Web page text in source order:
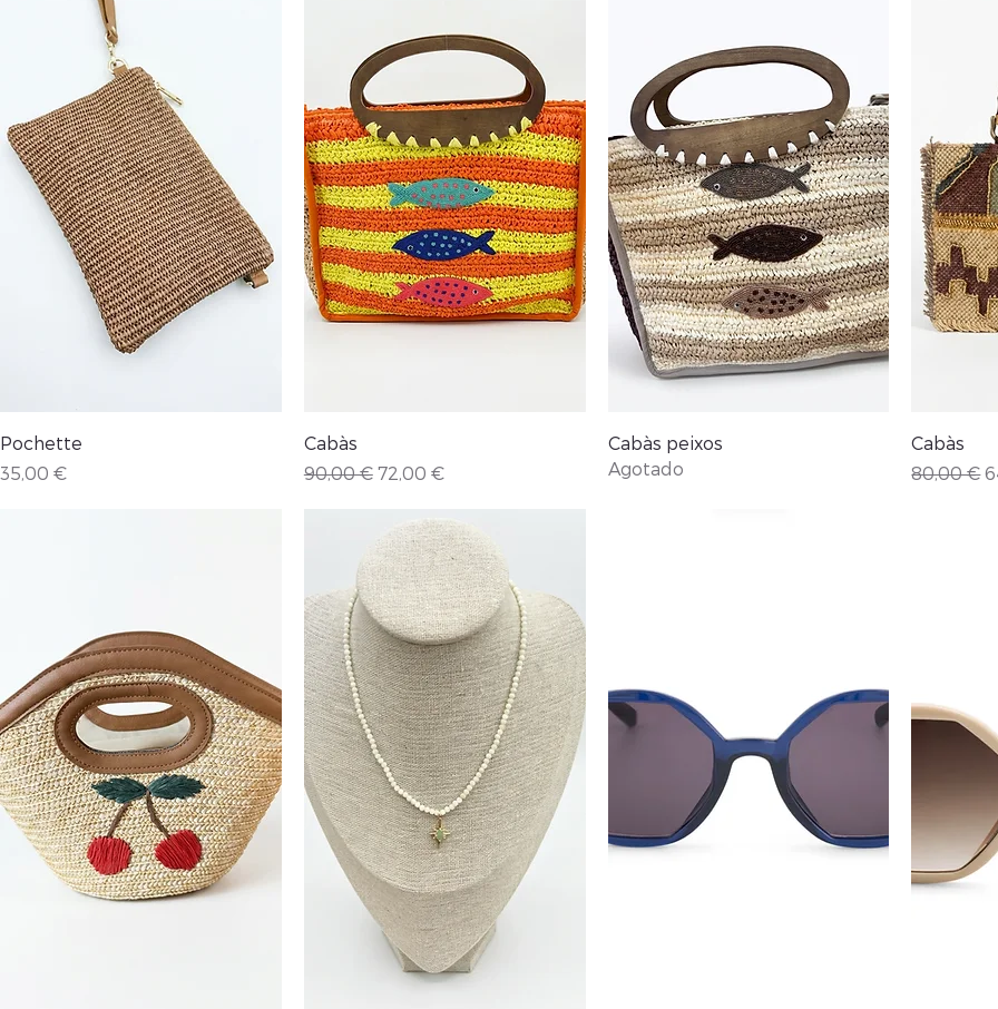
Pochette
Precio
35,00 €
Cabàs
Precio
90,00 € Precio de oferta
72,00 €
Vista rápida
Cabàs peixos
Agotado
Cabàs
Precio
80,00 €